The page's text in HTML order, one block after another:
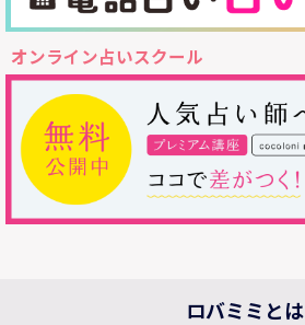
オンライン占いスクール
ロバミミとは